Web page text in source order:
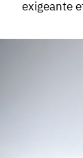
exigeante